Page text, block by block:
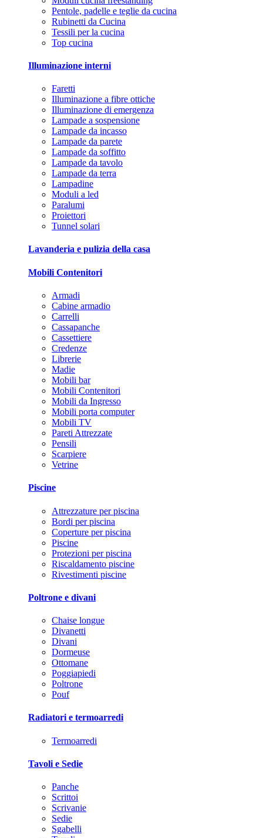
Pentole, padelle e teglie da cucina
Rubinetti da Cucina
Tessili per la cucina
Top cucina
Illuminazione interni
Faretti
Illuminazione a fibre ottiche
Illuminazione di emergenza
Lampade a sospensione
Lampade da incasso
Lampade da parete
Lampade da soffitto
Lampade da tavolo
Lampade da terra
Lampadine
Moduli a led
Paralumi
Proiettori
Tunnel solari
Lavanderia e pulizia della casa
Mobili Contenitori
Armadi
Cabine armadio
Carrelli
Cassapanche
Cassettiere
Credenze
Librerie
Madie
Mobili bar
Mobili Contenitori
Mobili da Ingresso
Mobili porta computer
Mobili TV
Pareti Attrezzate
Pensili
Scarpiere
Vetrine
Piscine
Attrezzature per piscina
Bordi per piscina
Coperture per piscina
Piscine
Protezioni per piscina
Riscaldamento piscine
Rivestimenti piscine
Poltrone e divani
Chaise longue
Divanetti
Divani
Dormeuse
Ottomane
Poggiapiedi
Poltrone
Pouf
Radiatori e termoarredi
Termoarredi
Tavoli e Sedie
Panche
Scrittoi
Scrivanie
Sedie
Sgabelli